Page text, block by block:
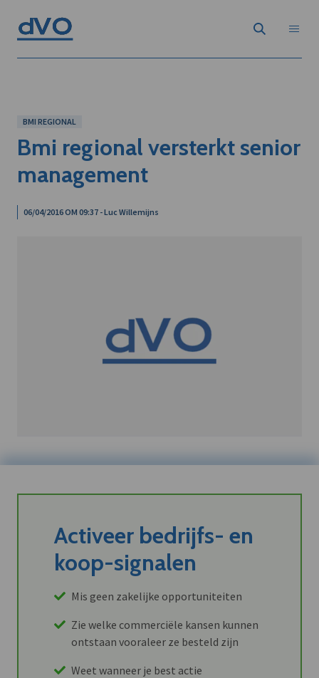
BMI REGIONAL
Bmi regional versterkt senior
management
06/04/2016 OM 09:37 - Luc Willemijns
Activeer bedrijfs- en
koop-signalen
Mis geen zakelijke opportuniteiten
Zie welke commerciële kansen kunnen
ontstaan vooraleer ze besteld zijn
Weet wanneer je best actie